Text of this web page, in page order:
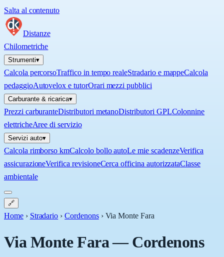
Salta al contenuto
Distanze
Chilometriche
Strumenti▾
Calcola percorsoTraffico in tempo realeStradario e mappeCalcola
pedaggioAutovelox e tutorOrari mezzi pubblici
Carburante & ricarica▾
Prezzi carburanteDistributori metanoDistributori GPLColonnine
elettricheAree di servizio
Servizi auto▾
Calcola rimborso kmCalcolo bollo autoLe mie scadenzeVerifica
assicurazioneVerifica revisioneCerca officina autorizzataClasse
ambientale
🔗
Home › Stradario › Cordenons › Via Monte Fara
Via Monte Fara—Cordenons